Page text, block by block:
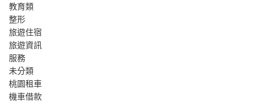
教育類
整形
旅遊住宿
旅遊資訊
服務
未分類
桃園租車
機車借款